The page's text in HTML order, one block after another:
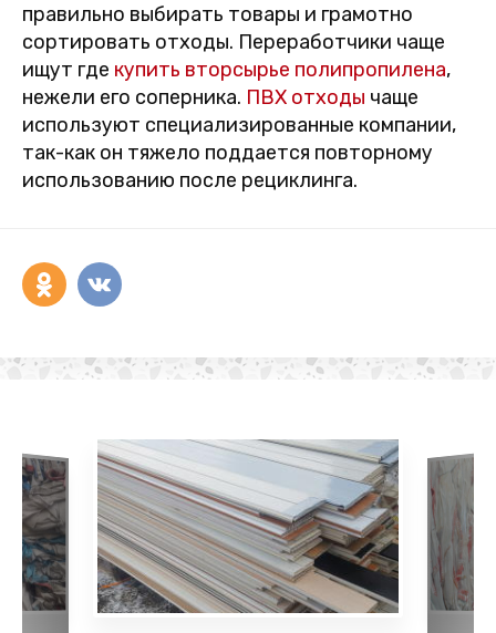
правильно выбирать товары и грамотно
сортировать отходы. Переработчики чаще
ищут где купить вторсырье полипропилена,
нежели его соперника. ПВХ отходы чаще
используют специализированные компании,
так-как он тяжело поддается повторному
использованию после рециклинга.